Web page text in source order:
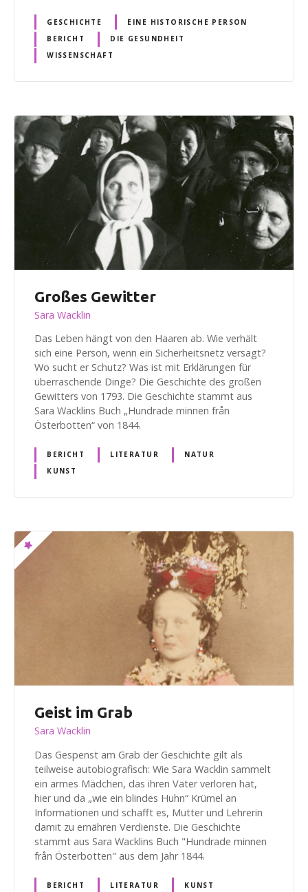
GESCHICHTE
EINE HISTORISCHE PERSON
BERICHT
DIE GESUNDHEIT
WISSENSCHAFT
Großes Gewitter
Sara Wacklin
Das Leben hängt von den Haaren ab. Wie verhält
sich eine Person, wenn ein Sicherheitsnetz versagt?
Wo sucht er Schutz? Was ist mit Erklärungen für
überraschende Dinge? Die Geschichte des großen
Gewitters von 1793. Die Geschichte stammt aus
Sara Wacklins Buch „Hundrade minnen från
Österbotten“ von 1844.
BERICHT LITERATUR
NATUR
KUNST
Geist im Grab
Sara Wacklin
Das Gespenst am Grab der Geschichte gilt als
teilweise autobiografisch: Wie Sara Wacklin sammelt
ein armes Mädchen, das ihren Vater verloren hat,
hier und da „wie ein blindes Huhn“ Krümel an
Informationen und schafft es, Mutter und Lehrerin
damit zu ernähren Verdienste. Die Geschichte
stammt aus Sara Wacklins Buch "Hundrade minnen
från Österbotten" aus dem Jahr 1844.
BERICHT LITERATUR KUNST